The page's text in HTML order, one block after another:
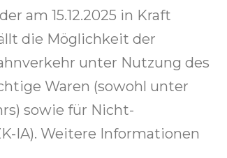
am 15.12.2025 in Kraft
die Möglichkeit der
unter Nutzung des
Waren (sowohl unter
sowie für Nicht-
IA). Weitere Informationen